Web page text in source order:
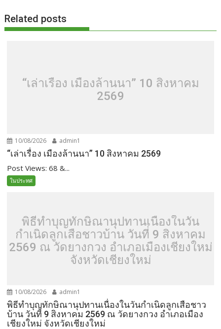
Related posts
“เล่าเรื่อง เมืองล้านนา” 10 สิงหาคม
2569
10/08/2026 admin1
“เล่าเรื่อง เมืองล้านนา” 10 สิงหาคม 2569
Post Views: 68 &...
ในประทศ
พิธีทำบุญทักษิณานุปทานเนื่องในวัน
กำเนิดลูกเสือชาวบ้าน วันที่ 9 สิงหาคม
2569 ณ วัดยางกวง อำเภอเมืองเชียงใหม่
จังหวัดเชียงใหม่
10/08/2026 admin1
พิธีทำบุญทักษิณานุปทานเนื่องในวันกำเนิดลูกเสือชาว
บ้าน วันที่ 9 สิงหาคม 2569 ณ วัดยางกวง อำเภอเมือง
เชียงใหม่ จังหวัดเชียงใหม่